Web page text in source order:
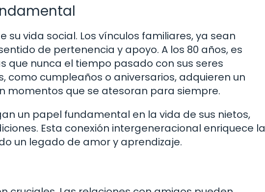
su vida social. Los vínculos familiares, ya sean
de pertenencia y apoyo. A los 80 años, es
que nunca el tiempo pasado con sus seres
como cumpleaños o aniversarios, adquieren un
momentos que se atesoran para siempre.
un papel fundamental en la vida de sus nietos,
Esta conexión intergeneracional enriquece la
un legado de amor y aprendizaje.